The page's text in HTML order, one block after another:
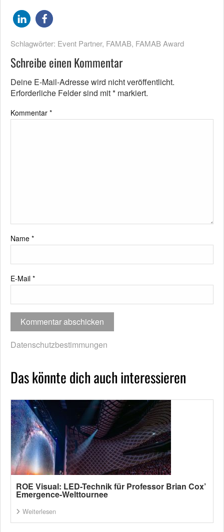
Schlagwörter: Event Partner, FAMAB, FAMAB Award
Schreibe einen Kommentar
Deine E-Mail-Adresse wird nicht veröffentlicht.
Erforderliche Felder sind mit* markiert.
Kommentar *
Name *
E-Mail *
Datenschutzbestimmungen
Das könnte dich auch interessieren
ROE Visual: LED-Technik für Professor Brian Cox’
Emergence-Welttournee
Weiterlesen